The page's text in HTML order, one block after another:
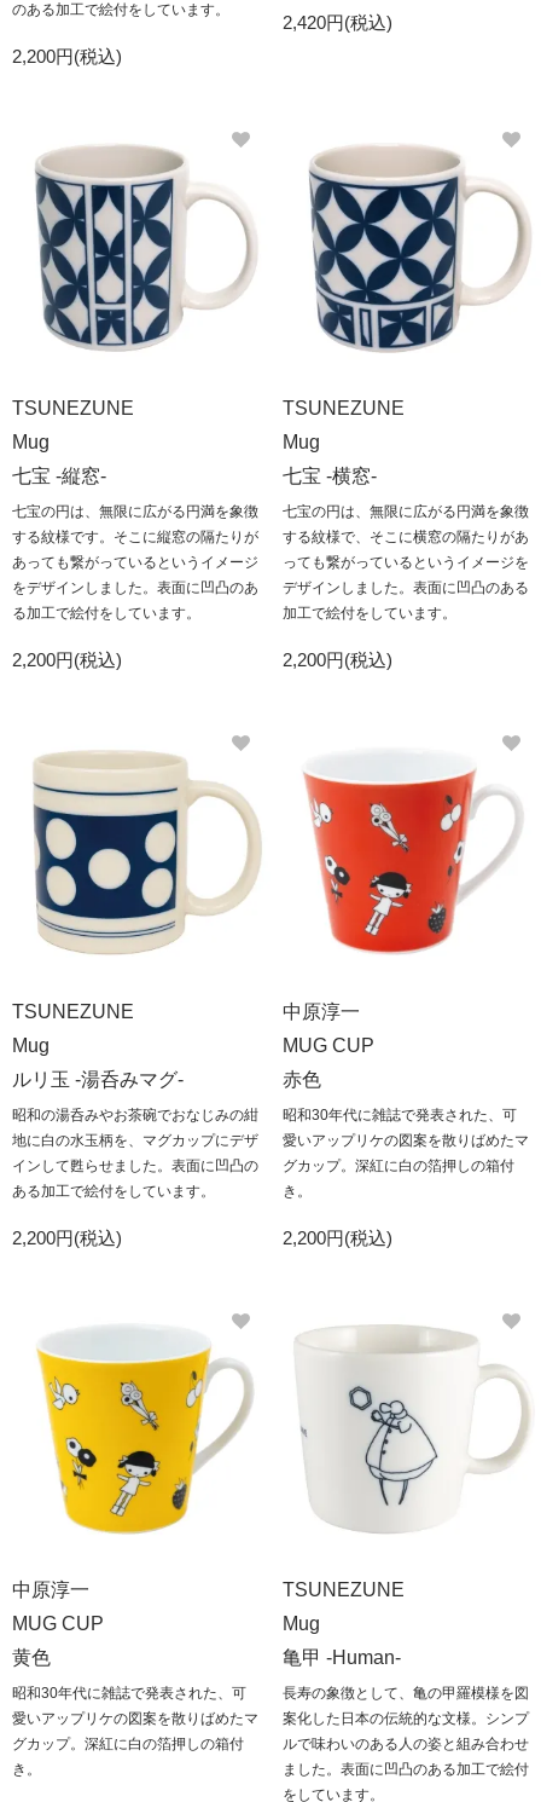
のある加工で絵付をしています。
2,200円(税込)
2,420円(税込)
TSUNEZUNE
Mug
七宝 -縦窓-
七宝の円は、無限に広がる円満を象徴
する紋様です。そこに縦窓の隔たりが
あっても繋がっているというイメージ
をデザインしました。表面に凹凸のあ
る加工で絵付をしています。
2,200円(税込)
TSUNEZUNE
Mug
七宝 -横窓-
七宝の円は、無限に広がる円満を象徴
する紋様で、そこに横窓の隔たりがあ
っても繋がっているというイメージを
デザインしました。表面に凹凸のある
加工で絵付をしています。
2,200円(税込)
TSUNEZUNE
Mug
ルリ玉 -湯呑みマグ-
昭和の湯呑みやお茶碗でおなじみの紺
地に白の水玉柄を、マグカップにデザ
インして甦らせました。表面に凹凸の
ある加工で絵付をしています。
2,200円(税込)
中原淳一
MUG CUP
赤色
昭和30年代に雑誌で発表された、可
愛いアップリケの図案を散りばめたマ
グカップ。深紅に白の箔押しの箱付
き。
2,200円(税込)
中原淳一
MUG CUP
黄色
昭和30年代に雑誌で発表された、可
愛いアップリケの図案を散りばめたマ
グカップ。深紅に白の箔押しの箱付
き。
TSUNEZUNE
Mug
亀甲 -Human-
長寿の象徴として、亀の甲羅模様を図
案化した日本の伝統的な文様。シンプ
ルで味わいのある人の姿と組み合わせ
ました。表面に凹凸のある加工で絵付
をしています。